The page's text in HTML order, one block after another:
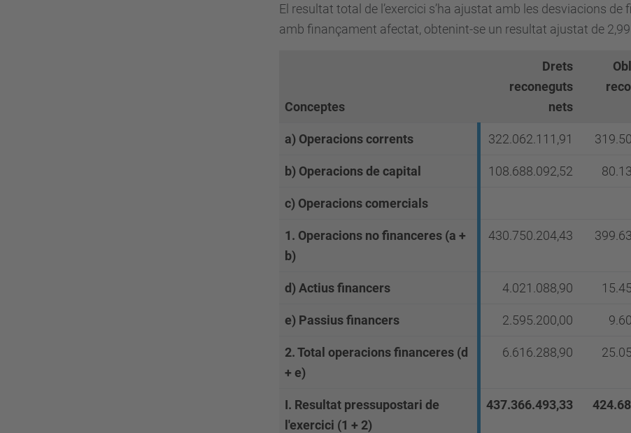
El resultat total de l’exercici s’ha ajustat amb les desviacions
amb finançament afectat, obtenint-se un resultat ajustat de 2,99
Conceptes
Drets
reconeguts
nets
a) Operacions corrents 322.062.111,91
b) Operacions de capital 108.688.092,52
c) Operacions comercials
1. Operacions no financeres (a +
b)
430.750.204,43
d) Actius financers 4.021.088,90
e) Passius financers 2.595.200,00
2. Total operacions financeres (d
+ e)
6.616.288,90
I. Resultat pressupostari de
l'exercici (1 + 2)
437.366.493,33